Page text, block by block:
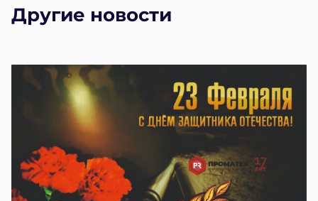
Другие новости